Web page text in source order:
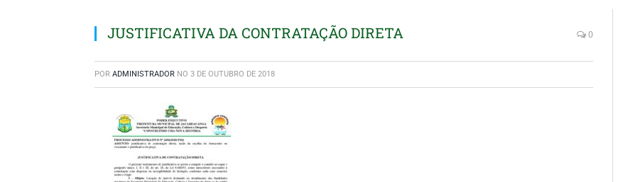
JUSTIFICATIVA DA CONTRATAÇÃO DIRETA 0
POR ADMINISTRADOR NO 3 DE OUTUBRO DE 2018